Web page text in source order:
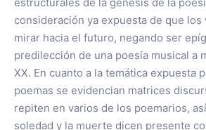
consideración ya expuesta de que los
mirar hacia el futuro, negando ser
predilección de una poesía musical a
XX. En cuanto a la temática expuesta
poemas se evidencian matrices
repiten en varios de los poemarios,
soledad y la muerte dicen presente